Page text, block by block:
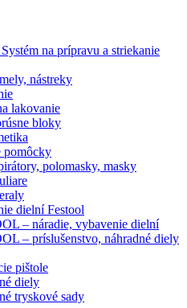
na prípravu a striekanie
nástreky
lakovanie
bloky
pomôcky
polomasky, masky
dielní Festool
– náradie, vybavenie dielní
– príslušenstvo, náhradné diely
pištole
diely
tryskové sady